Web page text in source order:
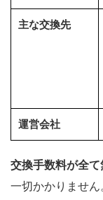
主な交換先
運営会社
交換手数料が全て
一切かかりません